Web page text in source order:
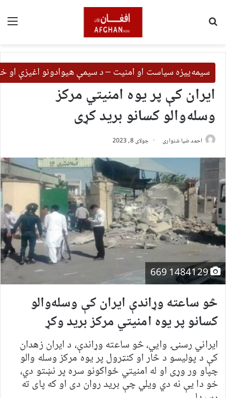
سیمه‌ییزه سیاست او امنیت – د سیمې هیوادونو اغیزې او
ایران کې پر یوه امنیتي مرکز
وسله‌والو کسانو برید کړی
احمد ضیا شنواری جولای 8, 2023
1484129 669
څو ساعته وړاندې ایران کې وسله‌والو
کسانو پر یوه امنیتي مرکز برید وکړ
ایراني رسنۍ وايي، څو ساعته وړاندې، د ایران زهدان
کې د پولیسو د څار او کنټرول پر یوه مرکز وسله والو
چپاو ور وړی او له امنیتي ځواکونو سره پر نښتو دي،
خو دا یې نه دي ویلي چې برید روان دی او که پای ته